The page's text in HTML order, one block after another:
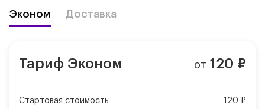
Эконом Доставка
Тариф Эконом от 120 ₽
Стартовая стоимость 120 ₽